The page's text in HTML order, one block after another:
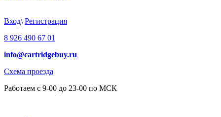
Вход\ Регистрация
8 926 490 67 01
info@cartridgebuy.ru
Схема проезда
Работаем с 9-00 до 23-00 по МСК